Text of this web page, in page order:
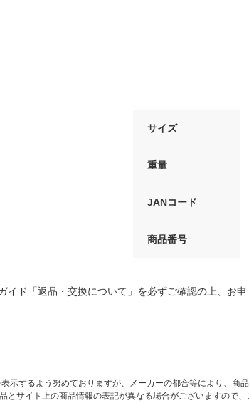
サイズ
重量
JANコード
商品番号
イド「返品・交換について」を必ずご確認の上、お申
示するよう努めておりますが、メーカーの都合等により、商
とサイト上の商品情報の表記が異なる場合がございますので